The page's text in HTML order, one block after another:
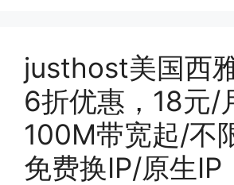
justhost美国西
6折优惠，18元/
100M带宽起/不
免费换IP/原生IP